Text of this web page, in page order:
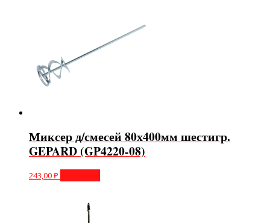
Миксер д/смесей 80х400мм шестигр.
GEPARD (GP4220-08)
243,00₽